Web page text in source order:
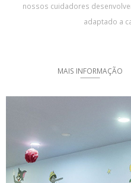
nossos cuidadores
adaptado a
MAIS INFORMAÇÃO